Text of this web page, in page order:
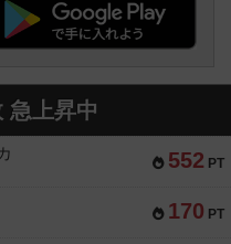
急上昇中
552 PT
170 PT